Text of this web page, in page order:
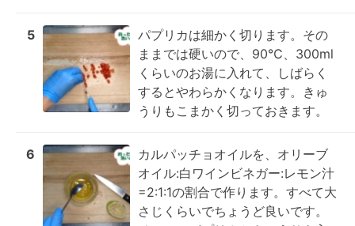
5
パプリカは細かく切ります。その
ままでは硬いので、90℃、300ml
くらいのお湯に入れて、しばらく
するとやわらかくなります。きゅ
うりもこまかく切っておきます。
6
カルパッチョオイルを、オリーブ
オイル:白ワインビネガー:レモン汁
=2:1:1の割合で作ります。すべて大
さじくらいでちょうど良いです。